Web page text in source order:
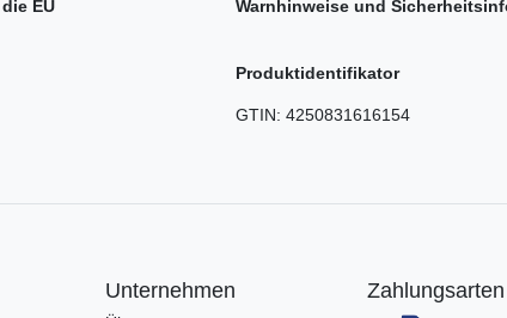
EU Warnhinweise und
Produktidentifikator
GTIN: 4250831616154
Unternehmen Zahlungsarten